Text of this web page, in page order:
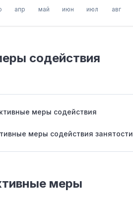
апр
май
июн
июл
авг
содействия
меры содействия
меры содействия занятости
меры